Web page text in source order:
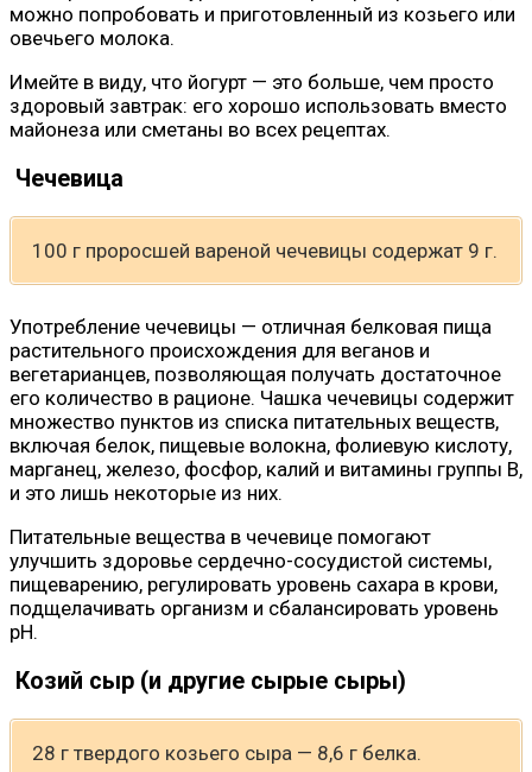
можно попробовать и приготовленный из козьего или
овечьего молока.
Имейте в виду, что йогурт — это больше, чем просто
здоровый завтрак: его хорошо использовать вместо
майонеза или сметаны во всех рецептах.
Чечевица
100 г проросшей вареной чечевицы содержат 9 г.
Употребление чечевицы — отличная белковая пища
растительного происхождения для веганов и
вегетарианцев, позволяющая получать достаточное
его количество в рационе. Чашка чечевицы содержит
множество пунктов из списка питательных веществ,
включая белок, пищевые волокна, фолиевую кислоту,
марганец, железо, фосфор, калий и витамины группы B,
и это лишь некоторые из них.
Питательные вещества в чечевице помогают
улучшить здоровье сердечно-сосудистой системы,
пищеварению, регулировать уровень сахара в крови,
подщелачивать организм и сбалансировать уровень
pH.
Козий сыр (и другие сырые сыры)
28 г твердого козьего сыра — 8,6 г белка.